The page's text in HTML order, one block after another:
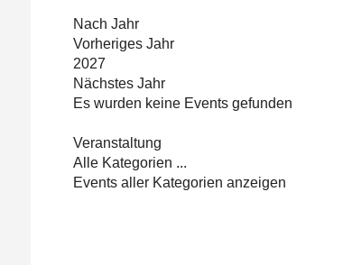
Nach Jahr
Vorheriges Jahr
2027
Nächstes Jahr
Es wurden keine Events gefunden
Veranstaltung
Alle Kategorien ...
Events aller Kategorien anzeigen